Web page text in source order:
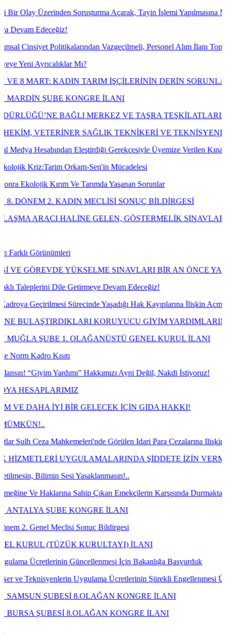
Üzerinden Soruşturma Açarak, Tayin İşlemi Yapılmasına
Edeceğiz!
Politikalarından Vazgeçilmeli, Personel Alım İlanı Toplumsal
Ayrıcalıklar Mı?
KADIN TARIM İŞÇİLERİNİN DERİN SORUNLARI
ŞUBE KONGRE İLANI
BAĞLI MERKEZ VE TAŞRA TEŞKİLATLARINDA
VETERİNER SAĞLIK TEKNİKERİ VE
Hesabından Eleştirdiği Gerekçesiyle Üyemize Verilen Kınama
Orkam-Sen'in Mücadelesi
Kırım Ve Tarımda Yaşanan Sorunlar
2. KADIN MECLİSİ SONUÇ BİLDİRGESİ
HALİNE GELEN, GÖSTERMELİK SINAVLAR
Görünümleri
YÜKSELME SINAVLARI BİR AN ÖNCE
Dile Getirmeye Devam Edeceğiz!
Sürecinde Yaşadığı Hak Kayıplarına İlişkin Açmış
KORUYUCU GİYİM YARDIMLARINA NE
ŞUBE 1. OLAĞANÜSTÜ GENEL KURUL İLANI
Kısıtı
Yardımı” Hakkımızı Ayni Değil, Nakdi İstiyoruz!
İYİ BİR GELECEK İÇİN GIDA HAKKI!
Ceza Mahkemeleri'nde Görülen Idari Para Cezalarına Ilişkin
UYGULAMALARINDA ŞİDDETE İZİN
Bilimin Sesi Yasaklanmasın!..
Haklarına Sahip Çıkan Emekçilerin Karşısında Durmaktan
ŞUBE KONGRE İLANI
Genel Meclisi Sonuç Bildirgesi
(TÜZÜK KURULTAYI) İLANI
Güncellenmesi İçin Bakanlığa Başvurduk
Uygulama Ücretlerinin Sürekli Engellenmesi Üzerine
ŞUBESİ 8.OLAĞAN KONGRE İLANI
ŞUBESİ 8.OLAĞAN KONGRE İLANI